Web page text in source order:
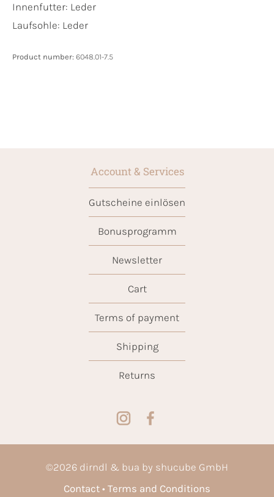
Innenfutter: Leder
Laufsohle: Leder
Product number: 6048.01-7.5
Account & Services
Gutscheine einlösen
Bonusprogramm
Newsletter
Cart
Terms of payment
Shipping
Returns
©2026 dirndl & bua by shucube GmbH
Contact
Terms and Conditions